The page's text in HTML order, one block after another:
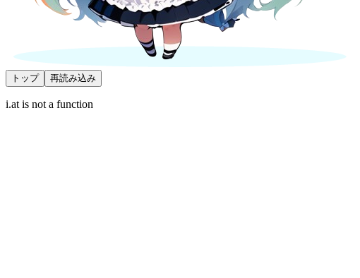
トップ 再読み込み
i.at is not a function